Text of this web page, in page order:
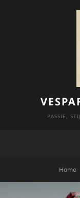
PASSIE,
Home